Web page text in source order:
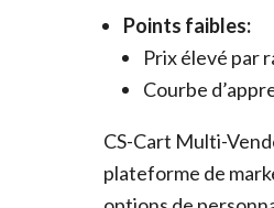
Points faibles:
Prix élevé par
Courbe
CS-Cart Multi-
plateforme de